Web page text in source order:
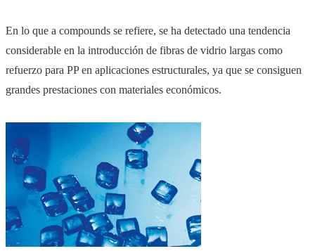
En lo que a compounds se refiere, se ha detectado una tendencia
considerable en la introducción de fibras de vidrio largas como
refuerzo para PP en aplicaciones estructurales, ya que se consiguen
grandes prestaciones con materiales económicos.